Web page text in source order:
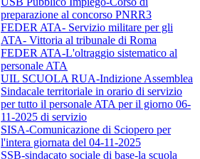
preparazione al concorso PNRR3
FEDER ATA- Servizio militare per gli
ATA- Vittoria al tribunale di Roma
FEDER ATA-L'oltraggio sistematico al
personale ATA
UIL SCUOLA RUA-Indizione Assemblea
Sindacale territoriale in orario di servizio
per tutto il personale ATA per il giorno 06-
11-2025 di servizio
SISA-Comunicazione di Sciopero per
l'intera giornata del 04-11-2025
SSB-sindacato sociale di base-la scuola